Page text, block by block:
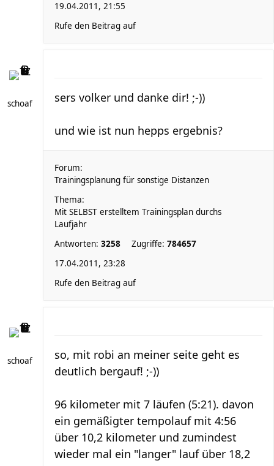
19.04.2011, 21:55
Rufe den Beitrag auf
schoaf sers volker und danke dir! ;-))
und wie ist nun hepps ergebnis?
Forum:
Trainingsplanung für sonstige Distanzen
Thema:
Mit SELBST erstelltem Trainingsplan durchs
Laufjahr
Antworten: 3258 Zugriffe: 784657
17.04.2011, 23:28
Rufe den Beitrag auf
schoaf
so, mit robi an meiner seite geht es
deutlich bergauf! ;-))
96 kilometer mit 7 läufen (5:21). davon
ein gemäßigter tempolauf mit 4:56
über 10,2 kilometer und zumindest
wieder mal ein "langer" lauf über 18,2